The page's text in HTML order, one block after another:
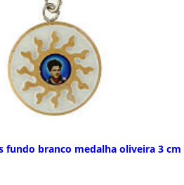
fundo branco medalha oliveira 3 cm